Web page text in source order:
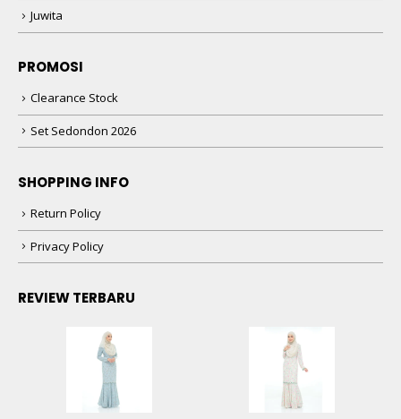
Juwita
PROMOSI
Clearance Stock
Set Sedondon 2026
SHOPPING INFO
Return Policy
Privacy Policy
REVIEW TERBARU